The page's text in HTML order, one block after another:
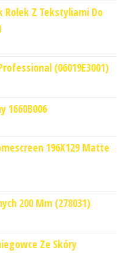
Rolek Z Tekstyliami Do
(06019E3001)
1660B006
196X129 Matte
200 Mm (278031)
Ze Skóry